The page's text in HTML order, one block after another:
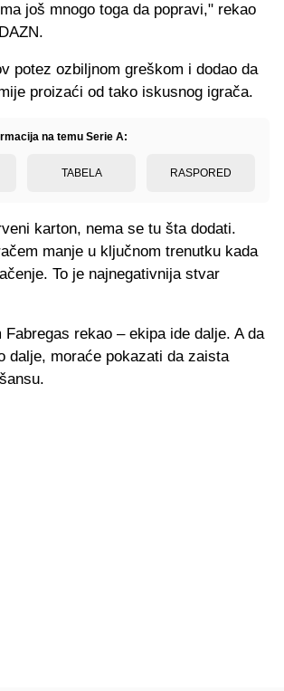
još mnogo toga da popravi," rekao
potez ozbiljnom greškom i dodao da
proizaći od tako iskusnog igrača.
na temu Serie A:
TABELA RASPORED
karton, nema se tu šta dodati.
manje u ključnom trenutku kada
To je najnegativnija stvar
rekao – ekipa ide dalje. A da
dalje, moraće pokazati da zaista